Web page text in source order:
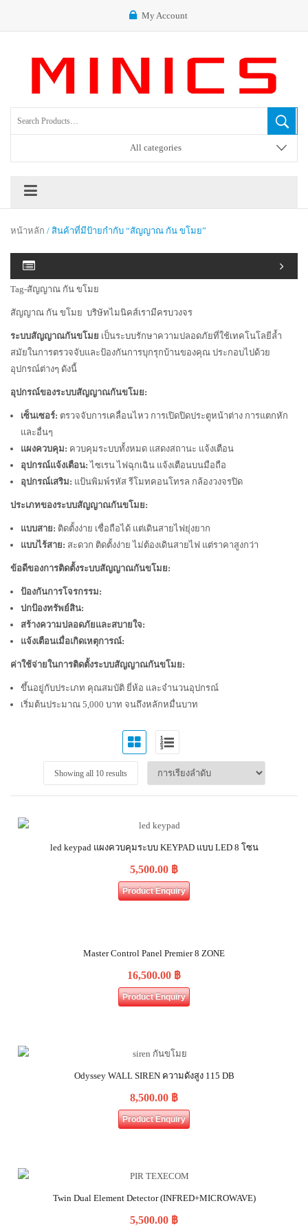
My Account
All categories
หน้าหลัก / สินค้าที่มีป้ายกำกับ “สัญญาณ กัน ขโมย”
Tag-สัญญาณ กัน ขโมย
สัญญาณ กัน ขโมย บริษัทไมนิคส์เรามีครบวงจร
ระบบสัญญาณกันขโมย เป็นระบบรักษาความปลอดภัยที่ใช้เทคโนโลยีล้ำ
สมัยในการตรวจจับและป้องกันการบุกรุกบ้านของคุณ ประกอบไปด้วย
อุปกรณ์ต่างๆ ดังนี้
อุปกรณ์ของระบบสัญญาณกันขโมย:
เซ็นเซอร์: ตรวจจับการเคลื่อนไหว การเปิดปิดประตูหน้าต่าง การแตกหัก
และอื่นๆ
แผงควบคุม: ควบคุมระบบทั้งหมด แสดงสถานะ แจ้งเตือน
อุปกรณ์แจ้งเตือน: ไซเรน ไฟฉุกเฉิน แจ้งเตือนบนมือถือ
อุปกรณ์เสริม: แป้นพิมพ์รหัส รีโมทคอนโทรล กล้องวงจรปิด
ประเภทของระบบสัญญาณกันขโมย:
แบบสาย: ติดตั้งง่าย เชื่อถือได้ แต่เดินสายไฟยุ่งยาก
แบบไร้สาย: สะดวก ติดตั้งง่าย ไม่ต้องเดินสายไฟ แต่ราคาสูงกว่า
ข้อดีของการติดตั้งระบบสัญญาณกันขโมย:
ป้องกันการโจรกรรม:
ปกป้องทรัพย์สิน:
สร้างความปลอดภัยและสบายใจ:
แจ้งเตือนเมื่อเกิดเหตุการณ์:
ค่าใช้จ่ายในการติดตั้งระบบสัญญาณกันขโมย:
ขึ้นอยู่กับประเภท คุณสมบัติ ยี่ห้อ และจำนวนอุปกรณ์
เริ่มต้นประมาณ 5,000 บาท จนถึงหลักหมื่นบาท
Showing all 10 results
led keypad แผงควบคุมระบบ KEYPAD แบบ LED 8 โซน
5,500.00 ฿
Product Enquiry
Master Control Panel Premier 8 ZONE
16,500.00 ฿
Product Enquiry
Odyssey WALL SIREN ความดังสูง 115 DB
8,500.00 ฿
Product Enquiry
Twin Dual Element Detector (INFRED+MICROWAVE)
5,500.00 ฿